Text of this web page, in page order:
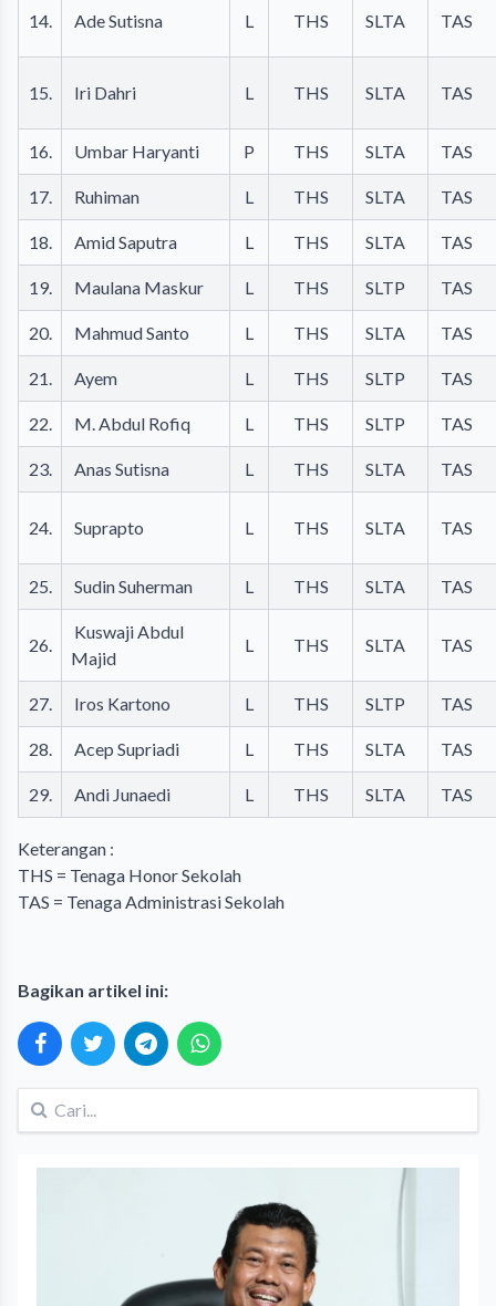
14. Ade Sutisna L THS SLTA TAS
15. Iri Dahri L THS SLTA TAS
16. Umbar Haryanti P THS SLTA TAS
17. Ruhiman L THS SLTA TAS
18. Amid Saputra L THS SLTA TAS
19. Maulana Maskur L THS SLTP TAS
20. Mahmud Santo L THS SLTA TAS
21. Ayem L THS SLTP TAS
22. M. Abdul Rofiq L THS SLTP TAS
23. Anas Sutisna L THS SLTA TAS
24. Suprapto L THS SLTA TAS
25. Sudin Suherman L THS SLTA TAS
26.
Kuswaji Abdul
Majid
L THS SLTA TAS
27. Iros Kartono L THS SLTP TAS
28. Acep Supriadi L THS SLTA TAS
29. Andi Junaedi L THS SLTA TAS
Keterangan :
THS = Tenaga Honor Sekolah
TAS = Tenaga Administrasi Sekolah
Bagikan artikel ini: